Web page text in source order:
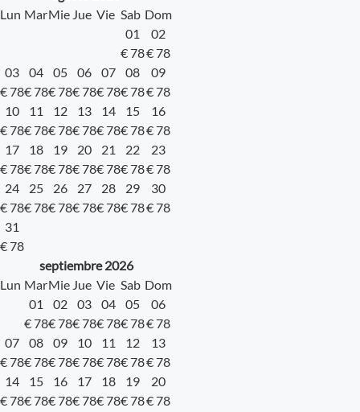
Lun MarMie Jue Vie Sab Dom
01
€78
02
€78
03
€78
04
€78
05
€78
06
€78
07
€78
08
€78
09
€78
10
€78
11
€78
12
€78
13
€78
14
€78
15
€78
16
€78
17
€78
18
€78
19
€78
20
€78
21
€78
22
€78
23
€78
24
€78
25
€78
26
€78
27
€78
28
€78
29
€78
30
€78
31
€78
septiembre 2026
Lun MarMie Jue Vie Sab Dom
01
€78
02
€78
03
€78
04
€78
05
€78
06
€78
07
€78
08
€78
09
€78
10
€78
11
€78
12
€78
13
€78
14
€78
15
€78
16
€78
17
€78
18
€78
19
€78
20
€78